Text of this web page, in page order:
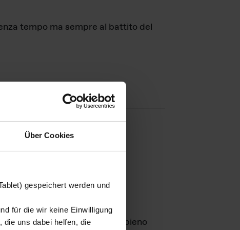
Über Cookies
gespeichert werden und
für die wir keine Einwilligung
die uns dabei helfen, die
tempo ma sempre al battito del
LebenGmbH e rimangono in pieno